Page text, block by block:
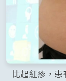
比起紅疹，